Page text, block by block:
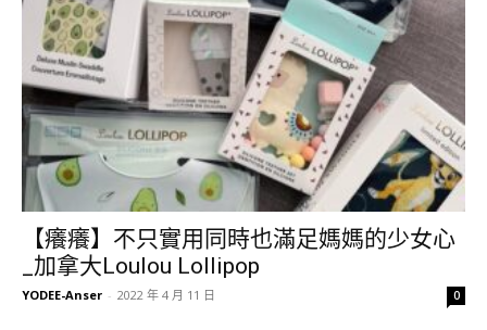
【癢癢】不只實用同時也滿足媽媽的少女心
_加拿大Loulou Lollipop
YODEE-Anser - 2022 年 4 月 11 日 0